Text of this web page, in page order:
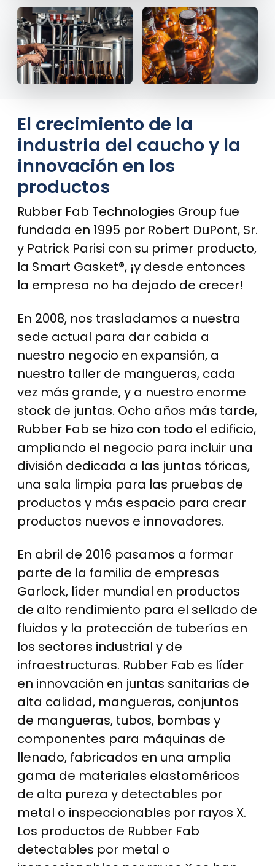
El crecimiento de la
industria del caucho y la
innovación en los
productos
Rubber Fab Technologies Group fue
fundada en 1995 por Robert DuPont, Sr.
y Patrick Parisi con su primer producto,
la Smart Gasket®, ¡y desde entonces
la empresa no ha dejado de crecer!
En 2008, nos trasladamos a nuestra
sede actual para dar cabida a
nuestro negocio en expansión, a
nuestro taller de mangueras, cada
vez más grande, y a nuestro enorme
stock de juntas. Ocho años más tarde,
Rubber Fab se hizo con todo el edificio,
ampliando el negocio para incluir una
división dedicada a las juntas tóricas,
una sala limpia para las pruebas de
productos y más espacio para crear
productos nuevos e innovadores.
En abril de 2016 pasamos a formar
parte de la familia de empresas
Garlock, líder mundial en productos
de alto rendimiento para el sellado de
fluidos y la protección de tuberías en
los sectores industrial y de
infraestructuras. Rubber Fab es líder
en innovación en juntas sanitarias de
alta calidad, mangueras, conjuntos
de mangueras, tubos, bombas y
componentes para máquinas de
llenado, fabricados en una amplia
gama de materiales elastoméricos
de alta pureza y detectables por
metal o inspeccionables por rayos X.
Los productos de Rubber Fab
detectables por metal o